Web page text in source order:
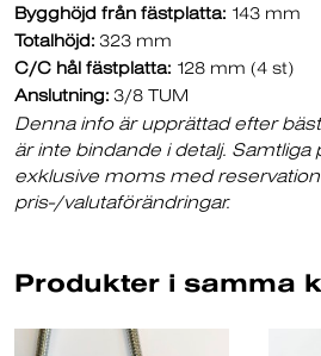
Bygghöjd från fästplatta: 143 mm
Totalhöjd: 323 mm
C/C hål fästplatta: 128 mm (4 st)
Anslutning: 3/8 TUM
Denna info är upprättad efter
är inte bindande i detalj. Samtliga
exklusive moms med
pris-/valutaförändringar.
Produkter i samma